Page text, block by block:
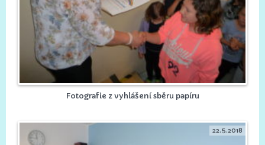
Fotografie z vyhlášení sběru papíru
22.5.2018